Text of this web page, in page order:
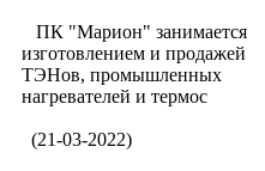
ПК "Марион" занимается
изготовлением и продажей
ТЭНов, промышленных
нагревателей и термос
(21-03-2022)